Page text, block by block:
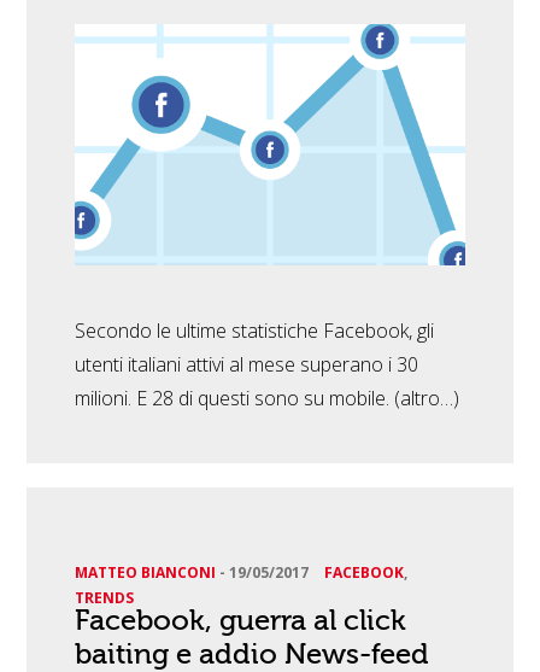
Secondo le ultime statistiche Facebook, gli
utenti italiani attivi al mese superano i 30
milioni. E 28 di questi sono su mobile. (altro…)
MATTEO BIANCONI -19/05/2017 FACEBOOK,
TRENDS
Facebook, guerra al click
baiting e addio News-feed